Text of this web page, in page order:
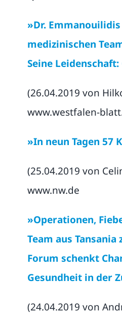
»Dr.
medizinischen
Seine
(26.04.2019 von
www.westfalen-
»In neun Tagen 57
(25.04.2019 von
www.nw.de
»Operationen,
Team aus
Forum schenkt
Gesundheit in der
(24.04.2019 von